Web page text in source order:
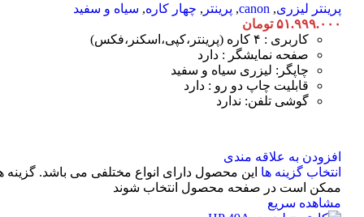
پرینتر لیزری,
canon
, پرینتر , چهار کاره, سیاه و سفید
۵۱.۹۹۹.۰۰۰ تومان
کاربری : ۴ کاره (پرینتر،کپی،اسکنر،فکس)
صفحه نمایشگر : دارد
چاپگر: لیزری سیاه و سفید
قابلیت چاپ دو رو : دارد
گوشی تلفن: ندارد
افزودن به علاقه مندی
انتخاب گزینه ها این محصول دارای انواع مختلفی می باشد. گزینه
ممکن است در صفحه محصول انتخاب شوند
مشاهده سریع